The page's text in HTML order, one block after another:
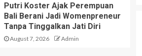
Putri Koster Ajak Perempuan
Bali Berani Jadi Womenpreneur
Tanpa Tinggalkan Jati Diri
August 7, 2026 Admin